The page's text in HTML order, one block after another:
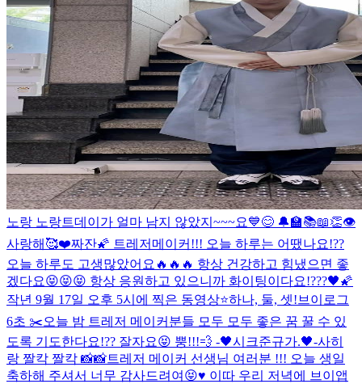
노랑 노랑트데이가 얼마 남지 않았지~~~요💙😊 🔔🏫📚📖👏👁
사랑해🥰❤️짜잔🌠 트레저메이커!!! 오늘 하루는 어땠나요!??
오늘 하루도 고생많았어요🔥🔥🔥 항상 건강하고 힘냈으면 좋
겠다요😝😝😝 항상 응원하고 있으니까 화이팅이다요!???🖤🌠
작년 9월 17일 오후 5시에 찍은 동영상⭐️하나, 둘, 셋! 브이로그
6초 ✂️오늘 밤 트레저 메이커분들 모두 모두 좋은 꿈 꿀 수 있
도록 기도한다요!?? 잘자요😝 뿡!!!💨 -🖤시크준규가.🖤-사히
랑 짤칵 짤칵 📸📸트레저 메이커 선생님 여러분 !!! 오늘 생일
축하해 주셔서 너무 감사드려여😝♥️ 이따 우리 저녁에 브이앱